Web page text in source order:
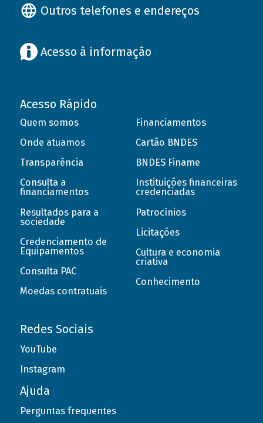
Outros telefones e endereços
Acesso à informação
Acesso Rápido
Quem somos
Onde atuamos
Transparência
Consulta a
financiamentos
Resultados para a
sociedade
Credenciamento de
Equipamentos
Consulta PAC
Moedas contratuais
Financiamentos
Cartão BNDES
BNDES Finame
Instituições financeiras
credenciadas
Patrocínios
Licitações
Cultura e economia
criativa
Conhecimento
Redes Sociais
YouTube
Instagram
Ajuda
Perguntas frequentes